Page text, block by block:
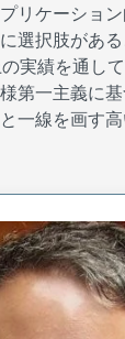
リケーショ
選択肢があ
実績を通して
第一主義に
一線を画す